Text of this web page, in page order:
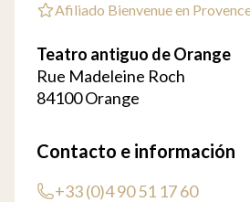
Afiliado Bienvenue en
Teatro antiguo de Orange
Rue Madeleine Roch
84100 Orange
Contacto e información
+33 (0)4 90 51 17 60